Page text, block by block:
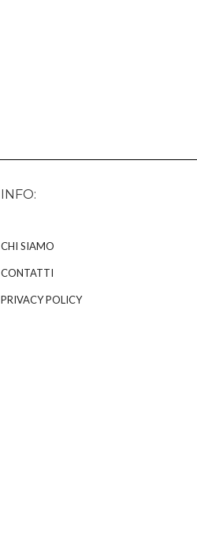
INFO:
CHI SIAMO
CONTATTI
PRIVACY POLICY